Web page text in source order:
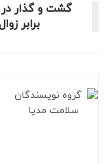
گشت و گذار
برابر